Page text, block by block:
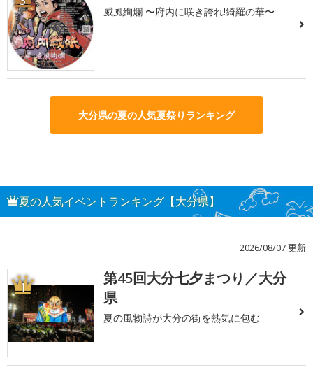
威風絢爛 〜府内に咲き誇れ!綺羅の華〜
大分県の夏の人気夏祭りランキング
夏の人気イベントランキング【大分県】
2026/08/07 更新
1
第45回大分七夕まつり／大分
県
夏の風物詩が大分の街を熱気に包む